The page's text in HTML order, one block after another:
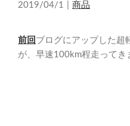
2019/04/1 商品
前回 ブログにアップした超
が、早速100km程走ってき